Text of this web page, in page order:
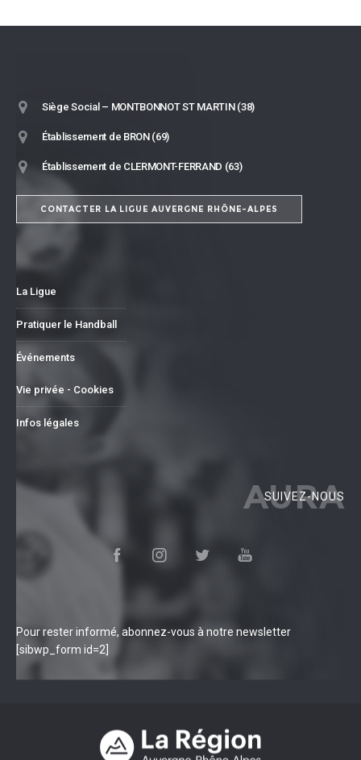
Siège Social – MONTBONNOT ST MARTIN (38)
Établissement de BRON (69)
Établissement de CLERMONT-FERRAND (63)
CONTACTER LA LIGUE AUVERGNE RHÔNE-ALPES
La Ligue
Pratiquer le Handball
Événements
Vie privée - Cookies
Infos légales
AURA
SUIVEZ-NOUS
Pour rester informé, abonnez-vous à notre newsletter
[sibwp_form id=2]